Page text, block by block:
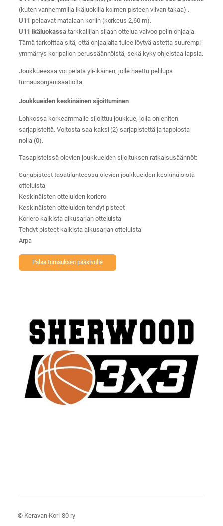
(kuten vanhemmilla ikäluokilla kolmen pisteen viivan takaa) .
U11 pelaavat matalaan koriin (korkeus 2,60 m).
U11 ikäluokassatarkkailijan sijaan ottelua valvoo pelin ohjaaja.
Tämä tarkoittaa sitä, että ohjaajalta tulee löytyä astetta suurempi
ymmärrys koripallon perussäännöistä, sekä kyky ohjeistaa lapsia.
Joukkueessa voi pelata yli-ikäinen, jolle haettu pelilupa
turnausorganisaatiolta.
Joukkueiden keskinäinen sijoittuminen
Lohkossa korkeammalle sijoittuu joukkue, jolla on eniten
sarjapisteitä. Voitosta saa kaksi (2) sarjapistettä ja tappiosta
nolla (0).
Tasapisteissä olevien joukkueiden sijoituksen ratkaisusäännöt:
Sarjapisteet tasatilanteessa olevien joukkueiden keskinäisistä
otteluista
Keskinäisten otteluiden koriero
Keskinäisten otteluiden tehdyt pisteet
Koriero kaikista alkusarjan otteluista
Tehdyt pisteet kaikista alkusarjan otteluista
Arpa
Palaa turnauksen pääsivulle
© Keravan Kori-80 ry